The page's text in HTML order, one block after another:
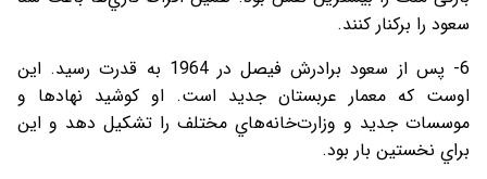
سعود را بركنار كنند.
6- پس از سعود برادرش فيصل در 1964 به قدرت رسيد. اين
اوست كه معمار عربستان جديد است. او كوشيد نهادها و
موسسات جديد و وزارت‌خانه‌هاي مختلف را تشکیل دهد و اين
براي نخستين بار بود.